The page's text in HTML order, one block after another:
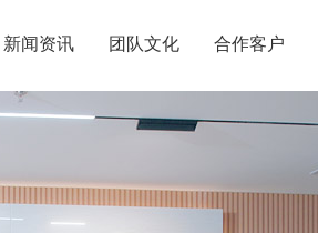
新闻资讯 团队文化 合作客户